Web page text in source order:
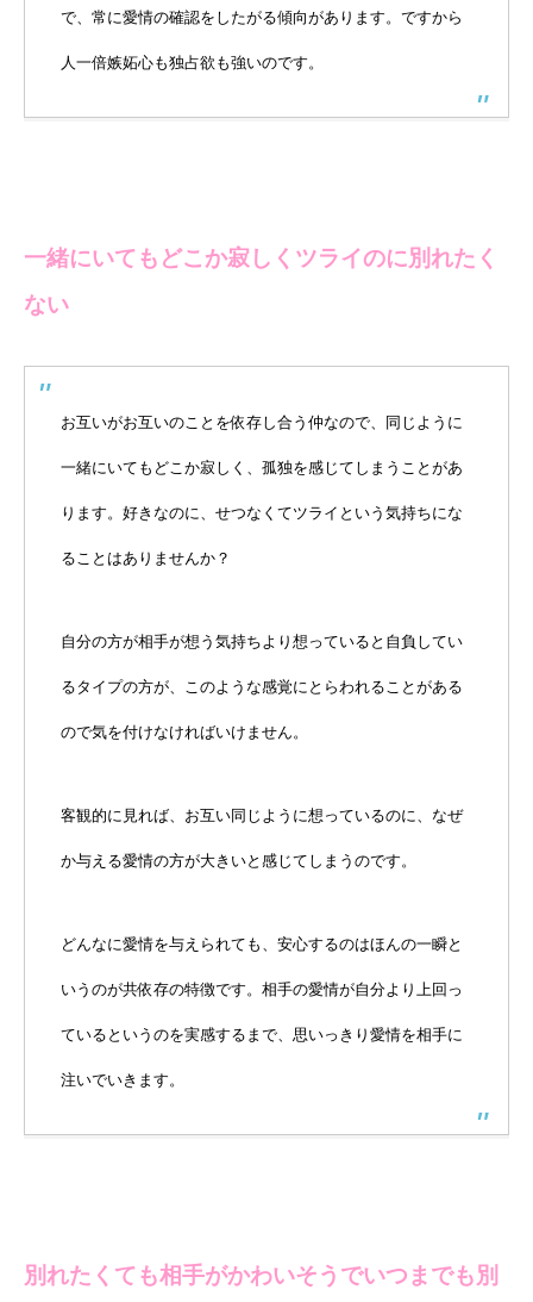
で、常に愛情の確認をしたがる傾向があります。ですから
人一倍嫉妬心も独占欲も強いのです。
一緒にいてもどこか寂しくツライのに別れたく
ない
お互いがお互いのことを依存し合う仲なので、同じように
一緒にいてもどこか寂しく、孤独を感じてしまうことがあ
ります。好きなのに、せつなくてツライという気持ちにな
ることはありませんか？
自分の方が相手が想う気持ちより想っていると自負してい
るタイプの方が、このような感覚にとらわれることがある
ので気を付けなければいけません。
客観的に見れば、お互い同じように想っているのに、なぜ
か与える愛情の方が大きいと感じてしまうのです。
どんなに愛情を与えられても、安心するのはほんの一瞬と
いうのが共依存の特徴です。相手の愛情が自分より上回っ
ているというのを実感するまで、思いっきり愛情を相手に
注いでいきます。
別れたくても相手がかわいそうでいつまでも別